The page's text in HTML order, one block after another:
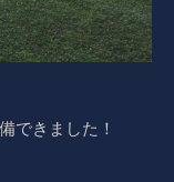
できました！